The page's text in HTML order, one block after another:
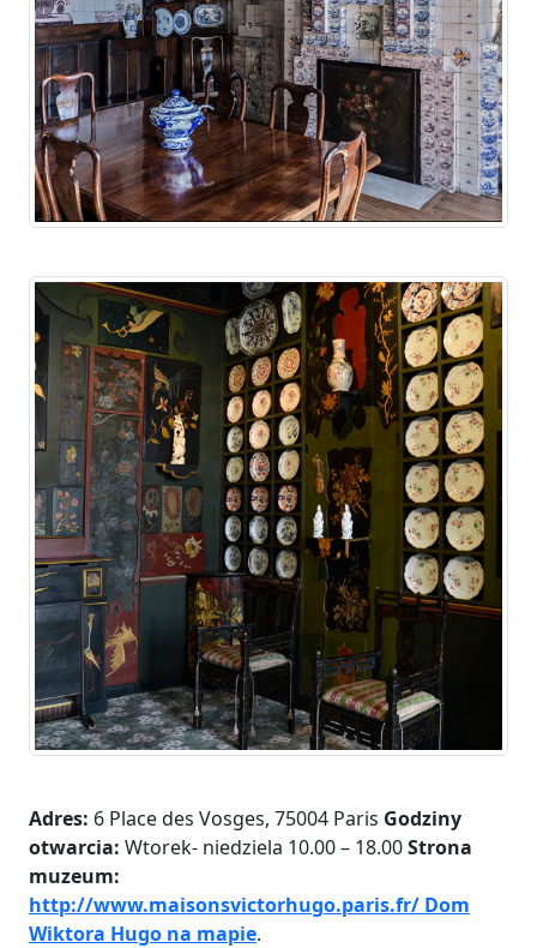
Adres: 6 Place des Vosges, 75004 Paris Godziny
otwarcia: Wtorek- niedziela 10.00 – 18.00Strona
muzeum:
http://www.maisonsvictorhugo.paris.fr/ Dom
Wiktora Hugo na mapie.